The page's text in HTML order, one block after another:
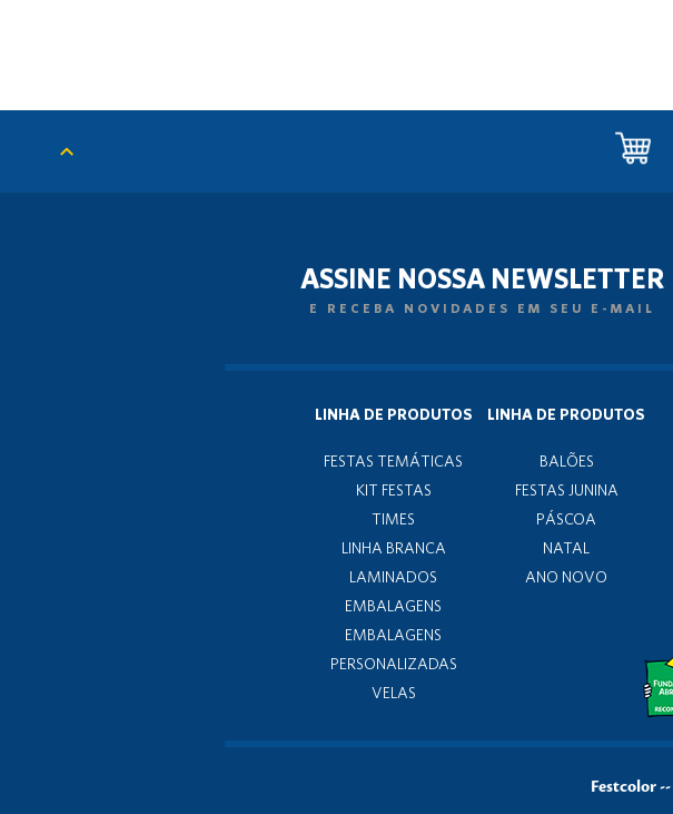
ASSINE NOSSA NEWSLETTER
E RECEBA NOVIDADES EM SEU E-MAIL
LINHA DE PRODUTOS
FESTAS TEMÁTICAS
KIT FESTAS
TIMES
LINHA BRANCA
LAMINADOS
EMBALAGENS
EMBALAGENS
PERSONALIZADAS
VELAS
LINHA DE PRODUTOS
BALÕES
FESTAS JUNINA
PÁSCOA
NATAL
ANO NOVO
Festcolor--